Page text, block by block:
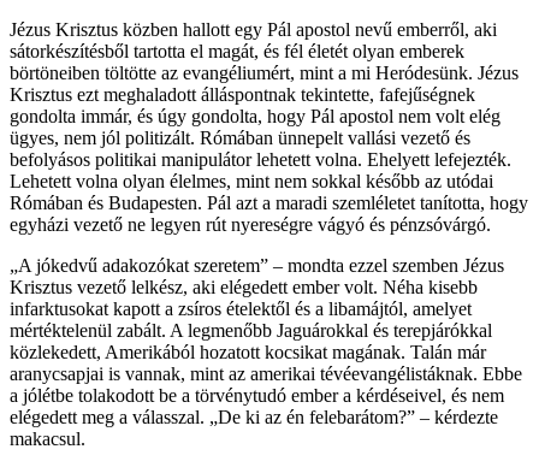
Jézus Krisztus közben hallott egy Pál apostol nevű emberről, aki
sátorkészítésből tartotta el magát, és fél életét olyan emberek
börtöneiben töltötte az evangéliumért, mint a mi Heródesünk. Jézus
Krisztus ezt meghaladott álláspontnak tekintette, fafejűségnek
gondolta immár, és úgy gondolta, hogy Pál apostol nem volt elég
ügyes, nem jól politizált. Rómában ünnepelt vallási vezető és
befolyásos politikai manipulátor lehetett volna. Ehelyett lefejezték.
Lehetett volna olyan élelmes, mint nem sokkal később az utódai
Rómában és Budapesten. Pál azt a maradi szemléletet tanította, hogy
egyházi vezető ne legyen rút nyereségre vágyó és pénzsóvárgó.
„A jókedvű adakozókat szeretem” – mondta ezzel szemben Jézus
Krisztus vezető lelkész, aki elégedett ember volt. Néha kisebb
infarktusokat kapott a zsíros ételektől és a libamájtól, amelyet
mértéktelenül zabált. A legmenőbb Jaguárokkal és terepjárókkal
közlekedett, Amerikából hozatott kocsikat magának. Talán már
aranycsapjai is vannak, mint az amerikai tévéevangélistáknak. Ebbe
a jólétbe tolakodott be a törvénytudó ember a kérdéseivel, és nem
elégedett meg a válasszal. „De ki az én felebarátom?” – kérdezte
makacsul.